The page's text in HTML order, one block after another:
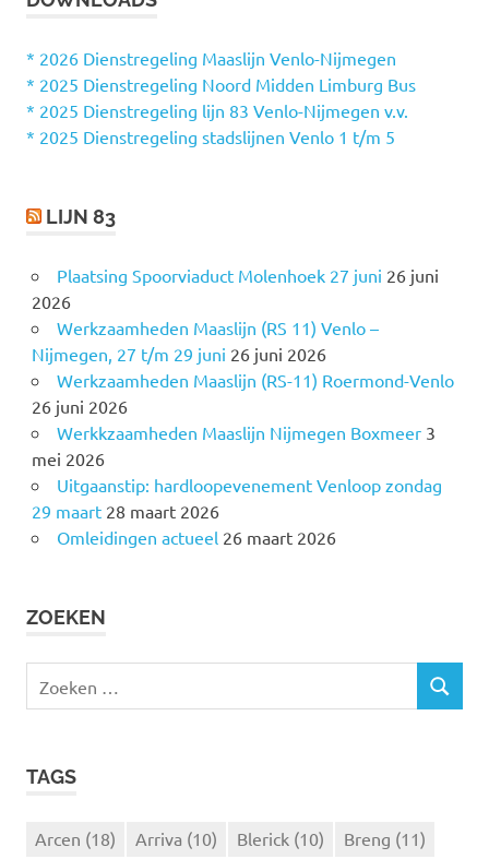
n
a
a
r
* 2026 Dienstregeling Maaslijn Venlo-Nijmegen
* 2025 Dienstregeling Noord Midden Limburg Bus
* 2025 Dienstregeling lijn 83 Venlo-Nijmegen v.v.
* 2025 Dienstregeling stadslijnen Venlo 1 t/m 5
LIJN 83
Plaatsing Spoorviaduct Molenhoek 27 juni 26 juni
2026
Werkzaamheden Maaslijn (RS 11) Venlo –
Nijmegen, 27 t/m 29 juni 26 juni 2026
Werkzaamheden Maaslijn (RS-11) Roermond-Venlo
26 juni 2026
Werkkzaamheden Maaslijn Nijmegen Boxmeer 3
mei 2026
Uitgaanstip: hardloopevenement Venloop zondag
29 maart 28 maart 2026
Omleidingen actueel 26 maart 2026
ZOEKEN
e
Z
TAGS
Arcen (18) Arriva (10) Blerick (10) Breng (11)